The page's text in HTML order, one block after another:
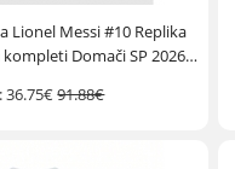
Lionel Messi #10 Replika
Domači SP 2026
36.75€91.88€